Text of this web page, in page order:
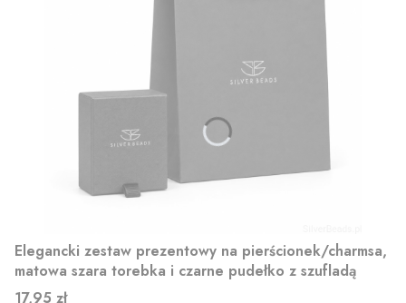
Elegancki zestaw prezentowy na pierścionek/charmsa,
matowa szara torebka i czarne pudełko z szufladą
Cena
17,95 zł